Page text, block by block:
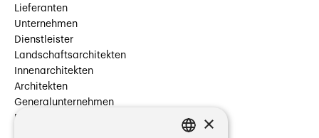
Lieferanten
Unternehmen
Dienstleister
Landschaftsarchitekten
Innenarchitekten
Architekten
Generalunternehmen
Beauftragte Unternehmen
×